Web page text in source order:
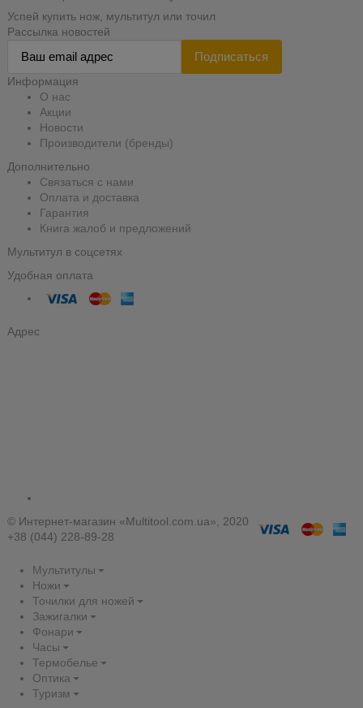
Успей купить нож, мультитул или точил
Рассылка новостей
Подписаться
Информация
О нас
Акции
Новости
Производители (бренды)
Дополнительно
Связаться с нами
Оплата и доставка
Гарантия
Книга жалоб и предложений
Мультитул в соцсетях
Удобная оплата
Адрес
© Интернет-магазин «Multitool.com.ua», 2020
+38 (044) 228-89-28
Мультитулы
Ножи
Точилки для ножей
Зажигалки
Фонари
Часы
Термобелье
Оптика
Туризм